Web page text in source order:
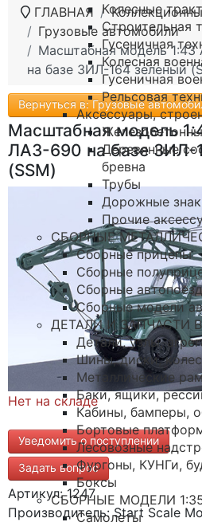
Колесные
Строительная
Гусеничная
Колесная
Гусеничная
Рельсовая
Аксессуары,
Деревянные
бревна
Трубы
Дорожные
Прочие
СБОРНЫЕ
Сборные прицепы
Сборные
Сборные
Сборные модели
ДЕТАЛИ И ЗАПЧАСТИ
Детали, узлы,
Шины, диски,
Металлические
Баки, ящики,
Кабины, бамперы,
Бортовые
Лесовозные
Фургоны, КУНГи,
Боксы
СБОРНЫЕ МОДЕЛИ
Самолеты
ГЛАВНАЯ
Грузовые автомобили
Масштабная модель
на базе ЗИЛ-164 зеленый
Вернуться в: Грузовые
Масштабная модель
ЛАЗ-690 на базе ЗИЛ-
(SSM)
Нет на складе
Уведомить о поступлении
Задать вопрос
Артикул: 1247
Производитель: Start Scale